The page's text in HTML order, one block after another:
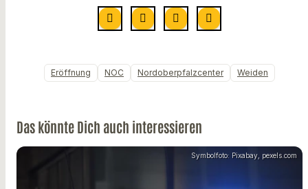
Eröffnung NOC Nordoberpfalzcenter Weiden
Das könnte Dich auch interessieren
Symbolfoto: Pixabay, pexels.com